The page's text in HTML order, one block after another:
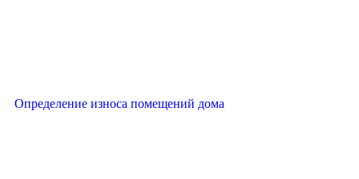
Определение износа помещений дома